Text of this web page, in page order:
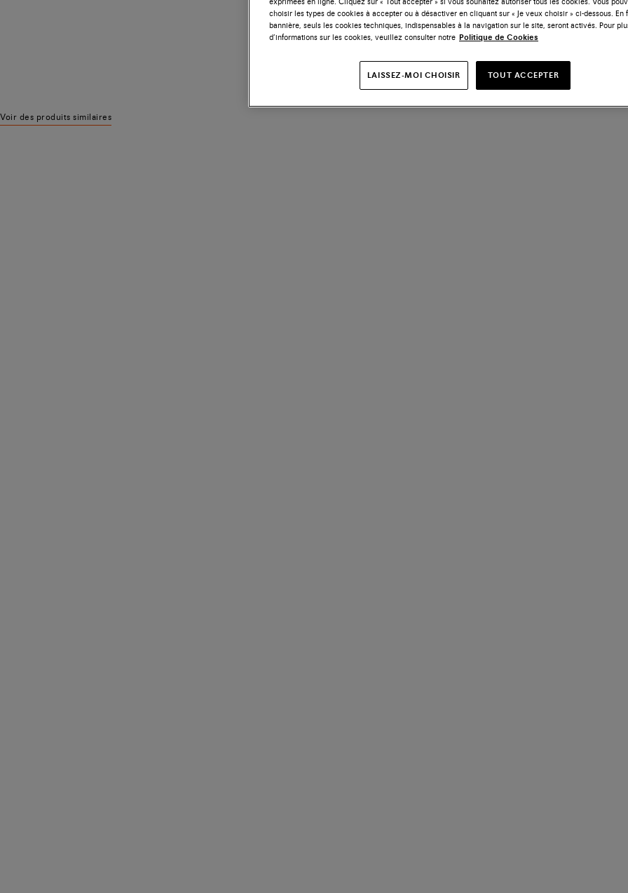
Voir des produits similaires
choisir les types de cookies à accepter ou à désactiver en cliquant sur « Je veux choisir » ci-dessous. En
bannière, seuls les cookies techniques, indispensables à la navigation sur le site, seront activés. Pour
d’informations sur les cookies, veuillez consulter notre Politique de Cookies
LAISSEZ-MOI CHOISIR TOUT ACCEPTER